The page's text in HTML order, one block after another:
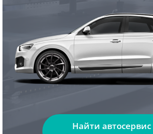
Найти автосервис